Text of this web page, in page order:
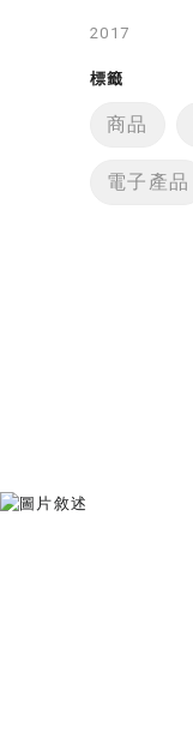
標籤
商品
電子產品